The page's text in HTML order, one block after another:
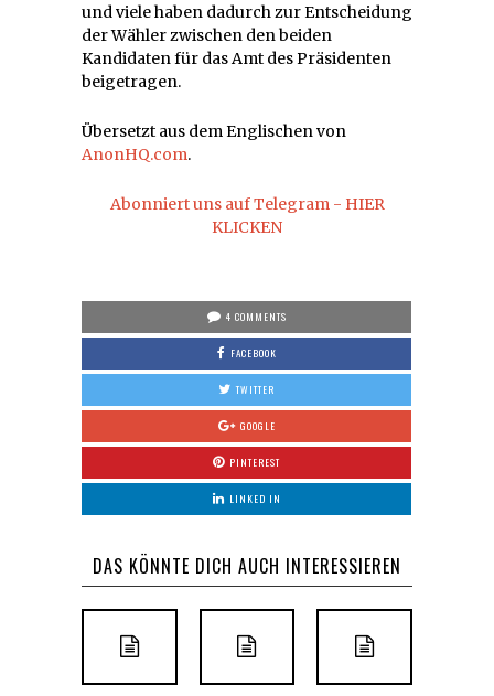
und viele haben dadurch zur Entscheidung
der Wähler zwischen den beiden
Kandidaten für das Amt des Präsidenten
beigetragen.
Übersetzt aus dem Englischen von
AnonHQ.com.
Abonniert uns auf Telegram - HIER
KLICKEN
4 COMMENTS
FACEBOOK
TWITTER
GOOGLE
PINTEREST
LINKED IN
DAS KÖNNTE DICH AUCH INTERESSIEREN